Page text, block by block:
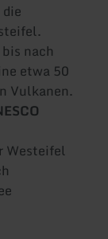
nach
etwa 50
Vulkanen.
Westeifel